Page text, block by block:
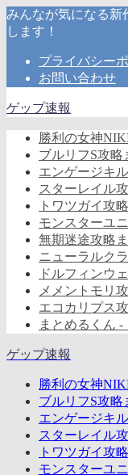
みんなが気になる新
します！
プライバシー
お問い合わせ
ゲップ速報
勝利の女神
ブルリフS攻略
エンゲージキ
スターレイル
トワツガイ攻
モンスターユ
無期迷途攻略
ニューラルク
ドルフィンウ
メメントモリ
エコカリプス
まとめるくん -
ゲップ速報
勝利の女神
ブルリフS攻略
エンゲージキ
スターレイル
トワツガイ攻
モンスターユ